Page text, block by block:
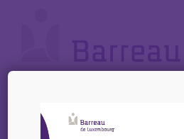
Accueil News
/
Ligue Santé Mentale – Programme